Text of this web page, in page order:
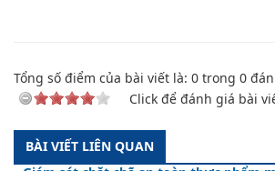
Tổng số điểm của bài viết là: 0 trong 0
Click để đánh giá bài
BÀI VIẾT LIÊN QUAN